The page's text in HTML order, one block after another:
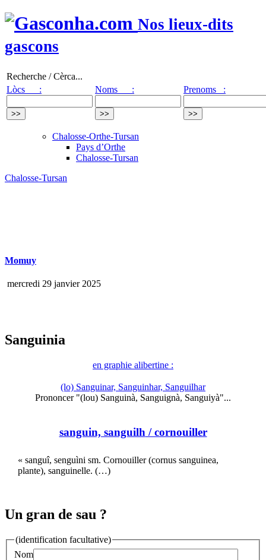
Nos lieux-dits
gascons
Recherche / Cèrca...
Lòcs :
Noms : Prenoms :
Chalosse-Orthe-Tursan
Pays d’Orthe
Chalosse-Tursan
Chalosse-Tursan
Momuy
mercredi 29 janvier 2025
Sanguinia
en graphie alibertine :
(lo) Sanguinar, Sanguinhar, Sanguilhar
Prononcer "(lou) Sanguinà, Sanguignà, Sanguiyà"...
sanguin, sanguilh / cornouiller
« sanguî, senguìni sm. Cornouiller (cornus sanguinea,
plante), sanguinelle. (…)
Un gran de sau ?
(identification facultative)
Nom